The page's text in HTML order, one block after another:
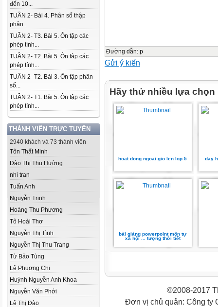
đến 10...
TUẦN 2- Bài 4. Phân số thập
phân...
TUẦN 2- T3. Bài 5. Ôn tập các
phép tính...
TUẦN 2- T2. Bài 5. Ôn tập các
phép tính...
TUẦN 2- T2. Bài 3. Ôn tập phân
số...
TUẦN 2- T1. Bài 5. Ôn tập các
phép tính...
THÀNH VIÊN TRỰC TUYẾN
2940 khách và 73 thành viên
Tôn Thất Minh
Đào Thị Thu Hường
nhi tran
Tuấn Anh
Nguyễn Trinh
Hoàng Thu Phương
Tô Hoài Thơ
Nguyễn Thị Tình
Nguyễn Thị Thu Trang
Từ Bảo Tùng
Lê Phuơng Chi
Huỳnh Nguyễn Anh Khoa
Nguyễn Văn Phới
Lê Thị Đào
Đường dẫn: p
Gửi ý kiến
Hãy thử nhiều lựa chọn
hoat dong ngoai gio len lop 5 dạy
bài giảng powerpoint môn tự
xã hội ... tượng thời tiết
©2008-2017
Đơn vị chủ quản: Công ty